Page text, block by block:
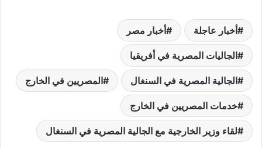
أخبار عاجلة أخبار مصر
الجاليات المصرية في أفريقيا
الجالية المصرية في السنغال المصريين في الخارج
خدمات المصريين في الخارج
لقاء وزير الخارجية مع الجالية المصرية في السنغال